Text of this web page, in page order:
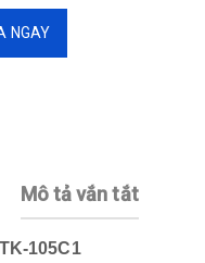
NGAY
Mô tả vắn tắt
105C1